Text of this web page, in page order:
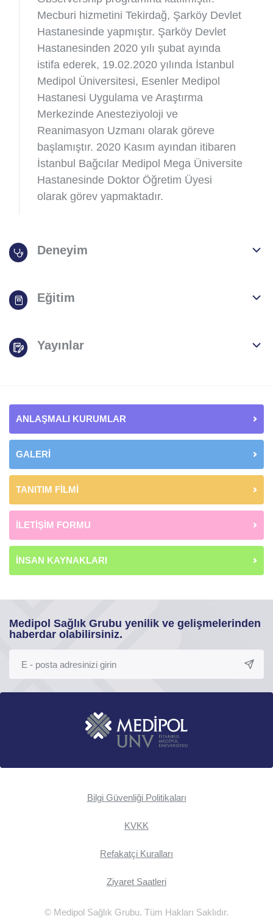
Mecburi hizmetini Tekirdağ, Şarköy Devlet
Hastanesinde yapmıştır. Şarköy Devlet
Hastanesinden 2020 yılı şubat ayında
istifa ederek, 19.02.2020 yılında İstanbul
Medipol Üniversitesi, Esenler Medipol
Hastanesi Uygulama ve Araştırma
Merkezinde Anesteziyoloji ve
Reanimasyon Uzmanı olarak göreve
başlamıştır. 2020 Kasım ayından itibaren
İstanbul Bağcılar Medipol Mega Üniversite
Hastanesinde Doktor Öğretim Üyesi
olarak görev yapmaktadır.
Deneyim
Eğitim
Yayınlar
ANLAŞMALI KURUMLAR
GALERİ
TANITIM FİLMİ
İLETİŞİM FORMU
İNSAN KAYNAKLARI
Medipol Sağlık Grubu yenilik ve gelişmelerinden
haberdar olabilirsiniz.
Bilgi Güvenliği Politikaları
KVKK
Refakatçi Kuralları
Ziyaret Saatleri
© Medipol Sağlık Grubu. Tüm Hakları Saklıdır.